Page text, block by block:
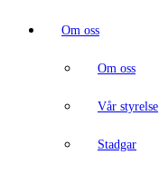
Om oss
Om oss
Vår styrelse
Stadgar